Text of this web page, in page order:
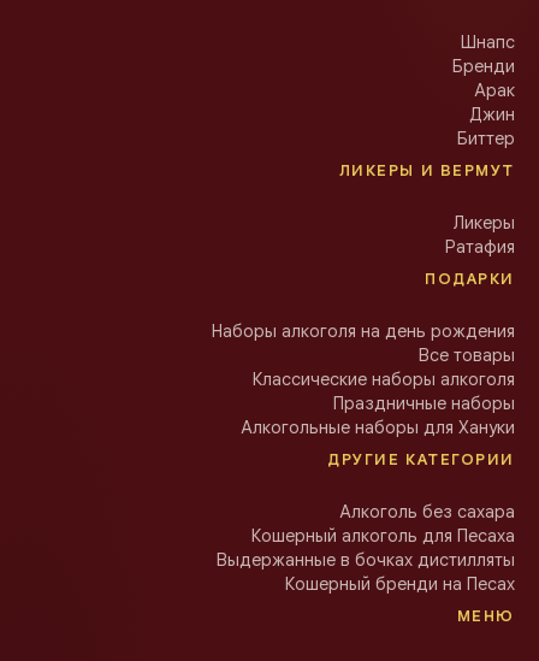
Шнапс
Бренди
Арак
Джин
Биттер
ЛИКЕРЫ И ВЕРМУТ
Ликеры
Ратафия
ПОДАРКИ
Наборы алкоголя на день рождения
Все товары
Классические наборы алкоголя
Праздничные наборы
Алкогольные наборы для Хануки
ДРУГИЕ КАТЕГОРИИ
Алкоголь без сахара
Кошерный алкоголь для Песаха
Выдержанные в бочках дистилляты
Кошерный бренди на Песах
МЕНЮ